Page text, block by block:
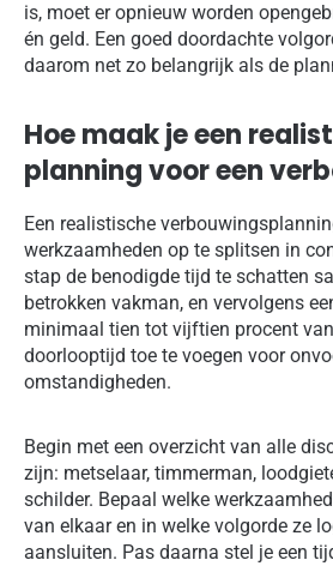
is, moet er opnieuw worden
én geld. Een goed doordachte
daarom net zo belangrijk als de
Hoe maak je een
planning voor een
Een realistische
werkzaamheden op te splitsen in
stap de benodigde tijd te schatten
betrokken vakman, en vervolgens
minimaal tien tot vijftien procent
doorlooptijd toe te voegen voor
omstandigheden.
Begin met een overzicht van alle
zijn: metselaar, timmerman,
schilder. Bepaal welke
van elkaar en in welke volgorde ze
aansluiten. Pas daarna stel je een